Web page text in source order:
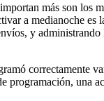
más son los
a medianoche es
y
correctamente
programación, una